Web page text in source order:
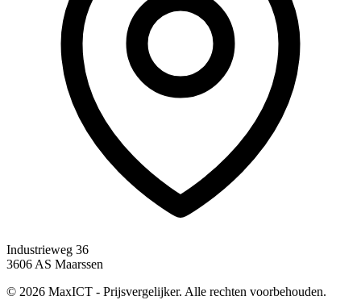
Industrieweg 36
3606 AS Maarssen
© 2026 MaxICT - Prijsvergelijker. Alle rechten voorbehouden.